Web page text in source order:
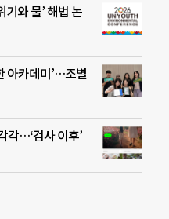
기와 물’ 해법 논
아카데미’…조별
각…‘검사 이후’